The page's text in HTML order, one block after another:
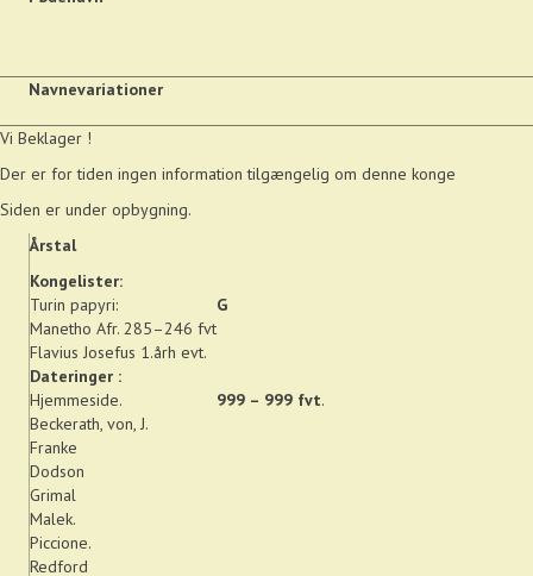
Navnevariationer
Vi Beklager !
Der er for tiden ingen information tilgængelig om denne konge
Siden er under opbygning.
Årstal
Kongelister:
Turin papyri:
G
Manetho Afr. 285–246 fvt
Flavius Josefus 1.årh evt.
Dateringer :
Hjemmeside.
999 – 999 fvt.
Beckerath, von, J.
Franke
Dodson
Grimal
Malek.
Piccione.
Redford